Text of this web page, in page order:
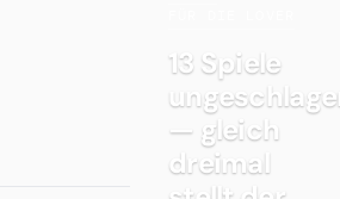
13 Spiele
— gleich
dreimal